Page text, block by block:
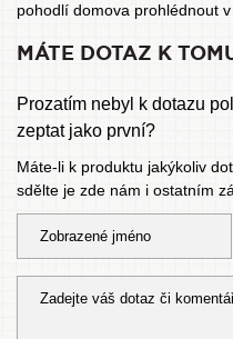
pohodlí domova prohlédnout v
MÁTE DOTAZ K
Prozatím nebyl k dotazu
zeptat jako první?
Máte-li k produktu jakýkoliv
sdělte je zde nám i ostatním